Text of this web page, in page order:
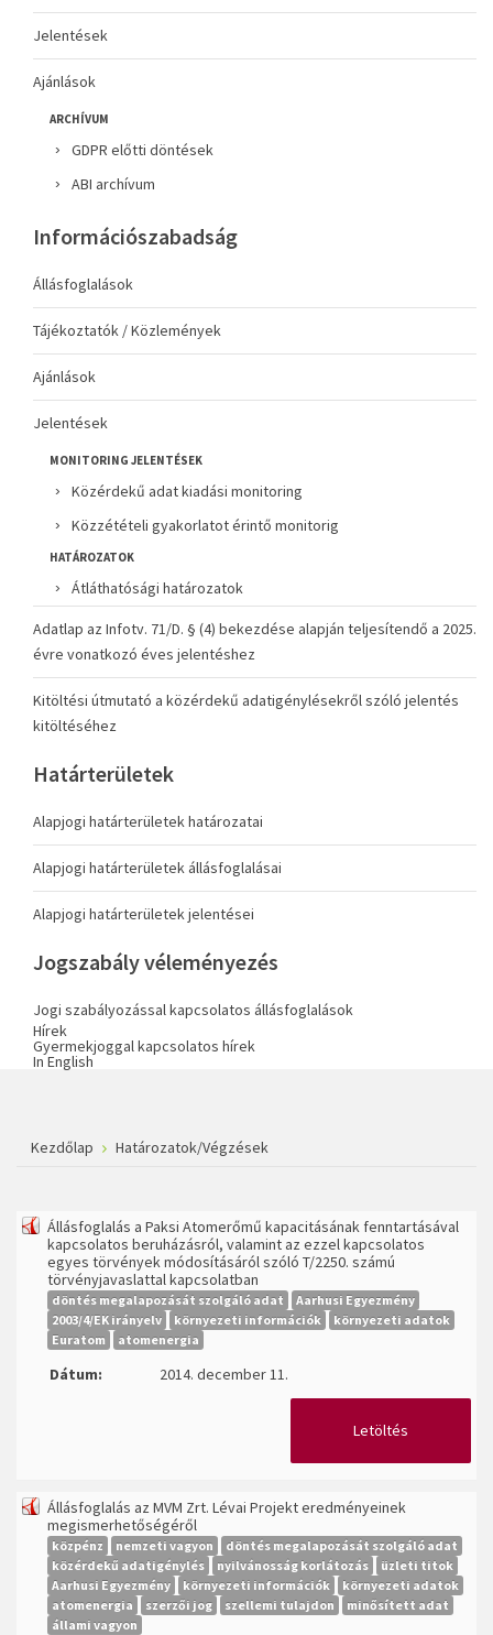
Jelentések
Ajánlások
ARCHÍVUM
GDPR előtti döntések
ABI archívum
Információszabadság
Állásfoglalások
Tájékoztatók / Közlemények
Ajánlások
Jelentések
MONITORING JELENTÉSEK
Közérdekű adat kiadási monitoring
Közzétételi gyakorlatot érintő monitorig
HATÁROZATOK
Átláthatósági határozatok
Adatlap az Infotv. 71/D. § (4) bekezdése alapján teljesítendő a 2025.
évre vonatkozó éves jelentéshez
Kitöltési útmutató a közérdekű adatigénylésekről szóló jelentés
kitöltéséhez
Határterületek
Alapjogi határterületek határozatai
Alapjogi határterületek állásfoglalásai
Alapjogi határterületek jelentései
Jogszabály véleményezés
Jogi szabályozással kapcsolatos állásfoglalások
Hírek
Gyermekjoggal kapcsolatos hírek
In English
Kezdőlap Határozatok/Végzések
Állásfoglalás a Paksi Atomerőmű kapacitásának fenntartásával
kapcsolatos beruházásról, valamint az ezzel kapcsolatos
egyes törvények módosításáról szóló T/2250. számú
törvényjavaslattal kapcsolatban
döntés megalapozását szolgáló adat
Aarhusi Egyezmény
2003/4/EK irányelv
környezeti információk
környezeti adatok
Euratom
atomenergia
Dátum: 2014. december 11.
Letöltés
Állásfoglalás az MVM Zrt. Lévai Projekt eredményeinek
megismerhetőségéről
közpénz nemzeti vagyon
döntés megalapozását szolgáló adat
közérdekű adatigénylés
nyilvánosság korlátozás
üzleti titok
Aarhusi Egyezmény
környezeti információk
környezeti adatok
atomenergia
szerzői jog szellemi tulajdon
minősített adat
állami vagyon